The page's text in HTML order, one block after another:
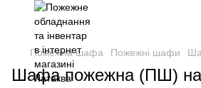
Пожежна шафа Пожежні шафи
Шафа пожежна (ПШ)